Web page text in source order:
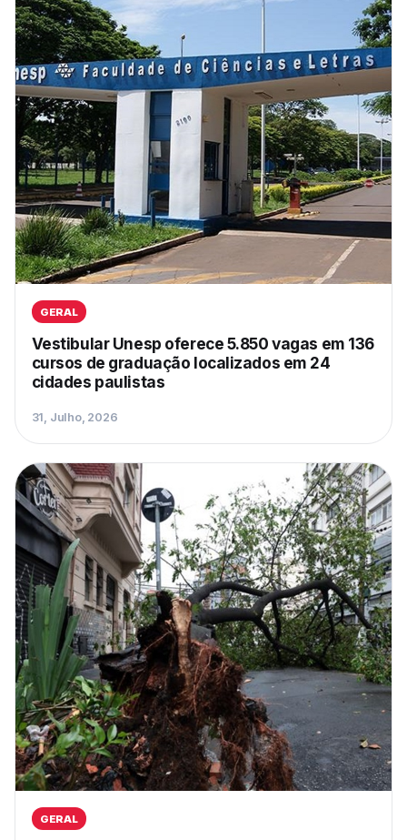
GERAL
Vestibular Unesp oferece 5.850 vagas em 136
cursos de graduação localizados em 24
cidades paulistas
31, Julho, 2026
GERAL